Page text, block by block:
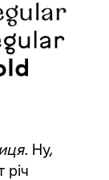
. Ну,
річ